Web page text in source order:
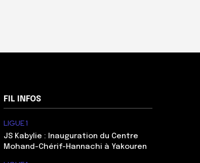
FIL INFOS
LIGUE 1
JS Kabylie : Inauguration du Centre
Mohand-Chérif-Hannachi à Yakouren